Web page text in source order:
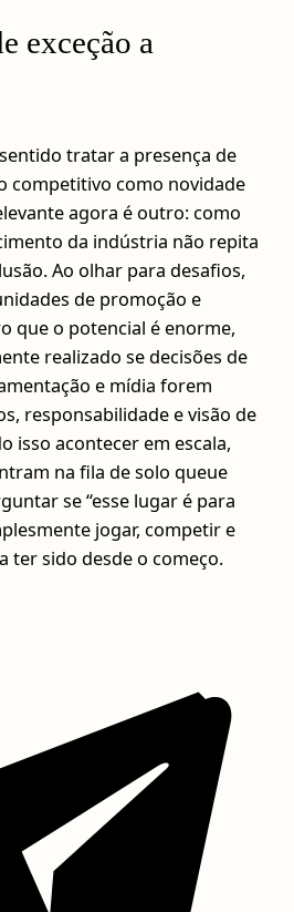
exceção a
tratar a presença de
competitivo como novidade
agora é outro: como
da indústria não repita
Ao olhar para desafios,
de promoção e
que o potencial é enorme,
realizado se decisões de
e mídia forem
responsabilidade e visão de
isso acontecer em escala,
na fila de solo queue
se “esse lugar é para
jogar, competir e
ter sido desde o começo.